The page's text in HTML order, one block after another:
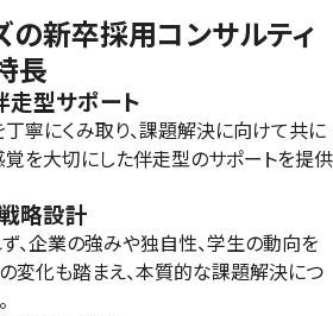
の新卒採用コンサルティ
長
走型サポート
寧にくみ取り、課題解決に向けて共に
覚を大切にした伴走型のサポートを提供
略設計
、企業の強みや独自性、学生の動向を
変化も踏まえ、本質的な課題解決につ